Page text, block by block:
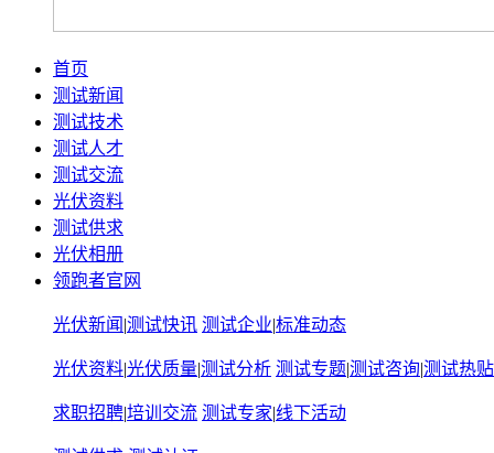
首页
测试新闻
测试技术
测试人才
测试交流
光伏资料
测试供求
光伏相册
领跑者官网
光伏新闻 |测试快讯 测试企业|标准动态
光伏资料|光伏质量|测试分析 测试专题|测试咨询|测试热贴
求职招聘|培训交流 测试专家|线下活动